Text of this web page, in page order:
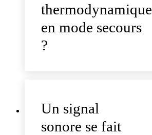
thermodynamique
en mode secours
?
Un signal
sonore se fait